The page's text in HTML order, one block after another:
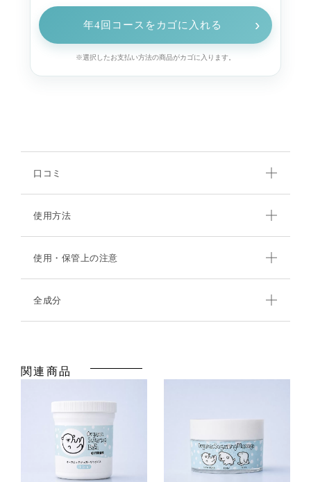
年4回コースをカゴに入れる ›
※選択したお支払い方法の商品がカゴに入ります。
口コミ
使用方法
使用・保管上の注意
全成分
関連商品